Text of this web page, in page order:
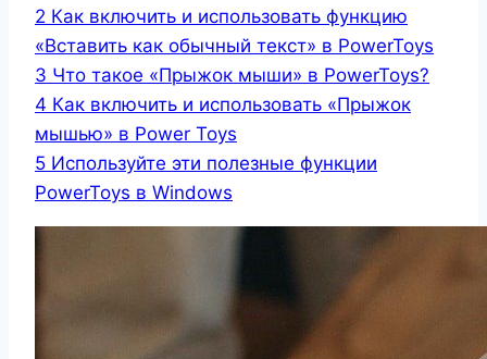
2 Как включить и использовать функцию
«Вставить как обычный текст» в PowerToys
3 Что такое «Прыжок мыши» в PowerToys?
4 Как включить и использовать «Прыжок
мышью» в Power Toys
5 Используйте эти полезные функции
PowerToys в Windows